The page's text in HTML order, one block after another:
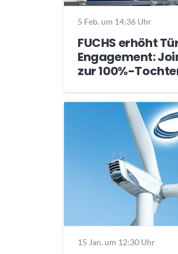
5 Feb. um 14:36 Uhr
FUCHS erhöht
Engagement:
zur 100%-
15 Jan. um 12:30 Uhr